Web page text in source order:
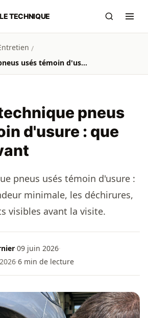
TECHNIQUE
/
Contrôle technique pneus usés témoin d'usure : que vérifier avant
pneus
d'usure : que
pneus usés témoin d'usure :
minimale, les déchirures,
visibles avant la visite.
·09 juin 2026·
·6 min de lecture